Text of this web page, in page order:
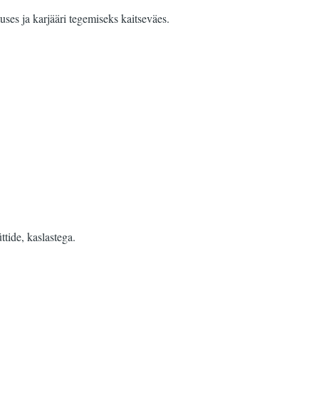
ja karjääri tegemiseks kaitseväes.
kaslastega.